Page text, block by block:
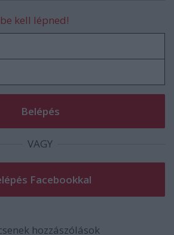
kell lépned!
VAGY
hozzászólások